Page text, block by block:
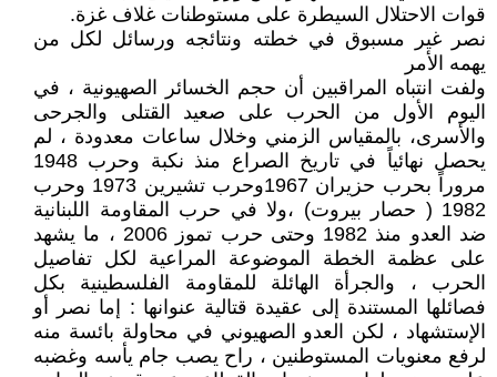
قوات الاحتلال السيطرة على مستوطنات غلاف غزة.
نصر غير مسبوق في خطته ونتائجه ورسائل لكل من
يهمه الأمر
ولفت انتباه المراقبين أن حجم الخسائر الصهيونية ، في
اليوم الأول من الحرب على صعيد القتلى والجرحى
والأسرى، بالمقياس الزمني وخلال ساعات معدودة ، لم
يحصل نهائياً في تاريخ الصراع منذ نكبة وحرب 1948
مروراً بحرب حزيران 1967وحرب تشيرين 1973 وحرب
1982 ( حصار بيروت) ،ولا في حرب المقاومة اللبنانية
ضد العدو منذ 1982 وحتى حرب تموز 2006 ، ما يشهد
على عظمة الخطة الموضوعة المراعية لكل تفاصيل
الحرب ، والجرأة الهائلة للمقاومة الفلسطينية بكل
فصائلها المستندة إلى عقيدة قتالية عنوانها : إما نصر أو
الإستشهاد ، لكن العدو الصهيوني في محاولة بائسة منه
لرفع معنويات المستوطنين ، راح يصب جام يأسه وغضبه